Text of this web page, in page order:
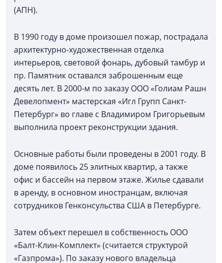
(АПН).
В 1990 году в доме произошел пожар, пострадала
архитектурно-художественная отделка
интерьеров, световой фонарь, дубовый тамбур и
пр. Памятник оставался заброшенным еще
десять лет. В 2000-м по заказу ООО «Голиам Рашн
Девелопмент» мастерская «Игл Групп Санкт-
Петербург» во главе с Владимиром Григорьевым
выполнила проект реконструкции здания.
Основные работы были проведены в 2001 году. В
доме появилось 25 элитных квартир, а также
офис и бассейн на первом этаже. Жилье сдавали
в аренду, в основном иностранцам, включая
сотрудников Генконсульства США в Петербурге.
Затем объект перешел в собственность ООО
«Балт-Клин-Комплект» (считается структурой
«Газпрома»). По заказу нового владельца